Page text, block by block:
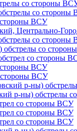
со стороны
со стороны
стороны ВСУ
Центрально-
со стороны
обстрелы со
со стороны
стороны ВСУ
стороны ВСУ
р-ны)
р-ны) обстрелы
со стороны ВСУ
со стороны ВСУ
со стороны ВСУ